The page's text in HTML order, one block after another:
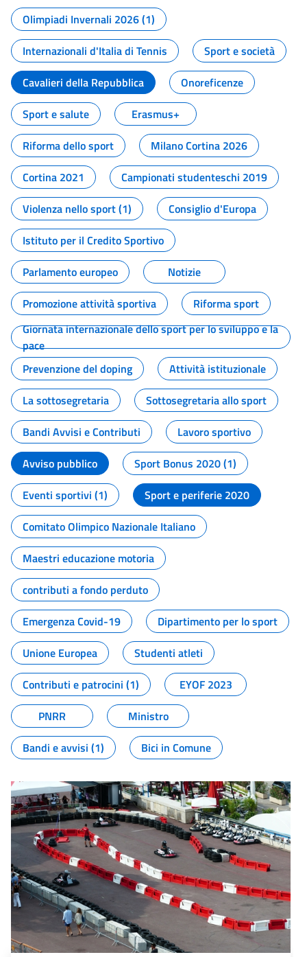
Olimpiadi Invernali 2026 (1)
Internazionali d'Italia di Tennis
Sport e società
Cavalieri della Repubblica
Onoreficenze
Sport e salute
Erasmus+
Riforma dello sport
Milano Cortina 2026
Cortina 2021
Campionati studenteschi 2019
Violenza nello sport (1)
Consiglio d'Europa
Istituto per il Credito Sportivo
Parlamento europeo
Notizie
Promozione attività sportiva
Riforma sport
Giornata internazionale dello sport per lo sviluppo e la
pace
Prevenzione del doping
Attività istituzionale
La sottosegretaria
Sottosegretaria allo sport
Bandi Avvisi e Contributi
Lavoro sportivo
Avviso pubblico
Sport Bonus 2020 (1)
Eventi sportivi (1)
Sport e periferie 2020
Comitato Olimpico Nazionale Italiano
Maestri educazione motoria
contributi a fondo perduto
Emergenza Covid-19
Dipartimento per lo sport
Unione Europea
Studenti atleti
Contributi e patrocini (1)
EYOF 2023
PNRR
Ministro
Bandi e avvisi (1)
Bici in Comune